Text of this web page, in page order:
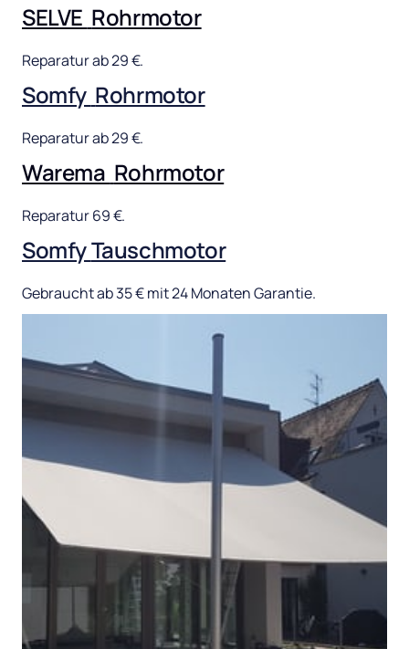
SELVE Rohrmotor
Reparatur ab 29 €.
Somfy Rohrmotor
Reparatur ab 29 €.
Warema Rohrmotor
Reparatur 69 €.
Somfy Tauschmotor
Gebraucht ab 35 € mit 24 Monaten Garantie.